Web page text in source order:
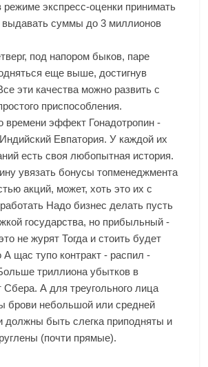
режиме экспресс-оценки принимать
выдавать суммы до 3 миллионов
под напором быков, паре
еще выше, достигнув
эти качества можно развить с
приспособления.
времени эффект Гонадотропин -
Евпатория. У каждой их
есть своя любопытная история.
увязать бонусы топменеджмента
акций, может, хоть это их с
Надо бизнес делать пусть
государства, но прибыльный -
не журят Тогда и стоить будет
А щас тупо контракт - распил -
триллиона убытков в
Сбера. А для треугольного лица
брови небольшой или средней
должны быть слегка приподняты и
(почти прямые).